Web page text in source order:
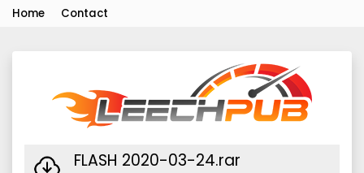
Home Contact
FLASH 2020-03-24.rar